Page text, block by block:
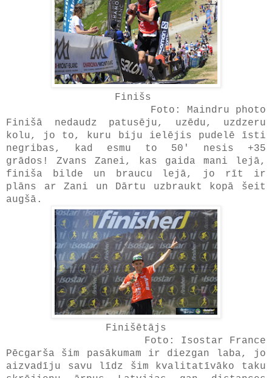
Finišs
Foto: Maindru photo
Finišā nedaudz patusēju, uzēdu, uzdzeru
kolu, jo to, kuru biju ielējis pudelē īsti
negribas, kad esmu to 50' nesis +35
grādos! Zvans Zanei, kas gaida mani lejā,
finiša bilde un braucu lejā, jo rīt ir
plāns ar Zani un Dārtu uzbraukt kopā šeit
augšā.
Finišētājs
Foto: Isostar France
Pēcgarša šim pasākumam ir diezgan laba, jo
aizvadīju savu līdz šim kvalitatīvāko taku